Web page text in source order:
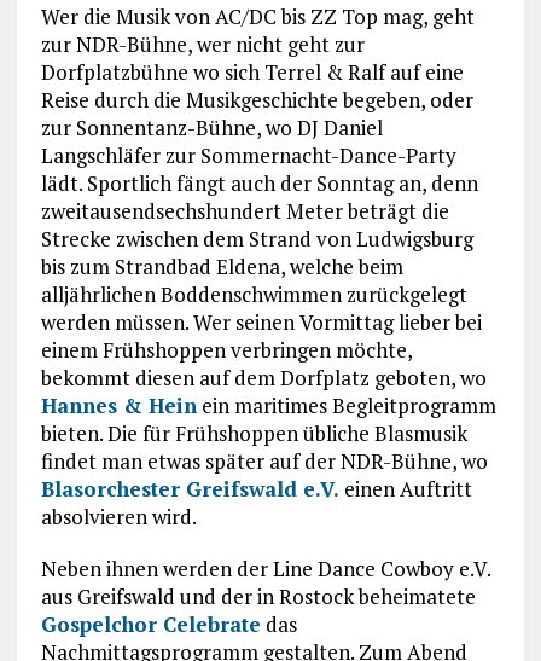
Wer die Musik von AC/DC bis ZZ Top mag, geht
zur NDR-Bühne, wer nicht geht zur
Dorfplatzbühne wo sich Terrel & Ralf auf eine
Reise durch die Musikgeschichte begeben, oder
zur Sonnentanz-Bühne, wo DJ Daniel
Langschläfer zur Sommernacht-Dance-Party
lädt. Sportlich fängt auch der Sonntag an, denn
zweitausendsechshundert Meter beträgt die
Strecke zwischen dem Strand von Ludwigsburg
bis zum Strandbad Eldena, welche beim
alljährlichen Boddenschwimmen zurückgelegt
werden müssen. Wer seinen Vormittag lieber bei
einem Frühshoppen verbringen möchte,
bekommt diesen auf dem Dorfplatz geboten, wo
Hannes & Hein ein maritimes Begleitprogramm
bieten. Die für Frühshoppen übliche Blasmusik
findet man etwas später auf der NDR-Bühne, wo
Blasorchester Greifswald e.V. einen Auftritt
absolvieren wird.
Neben ihnen werden der Line Dance Cowboy e.V.
aus Greifswald und der in Rostock beheimatete
Gospelchor Celebrate das
Nachmittagsprogramm gestalten. Zum Abend